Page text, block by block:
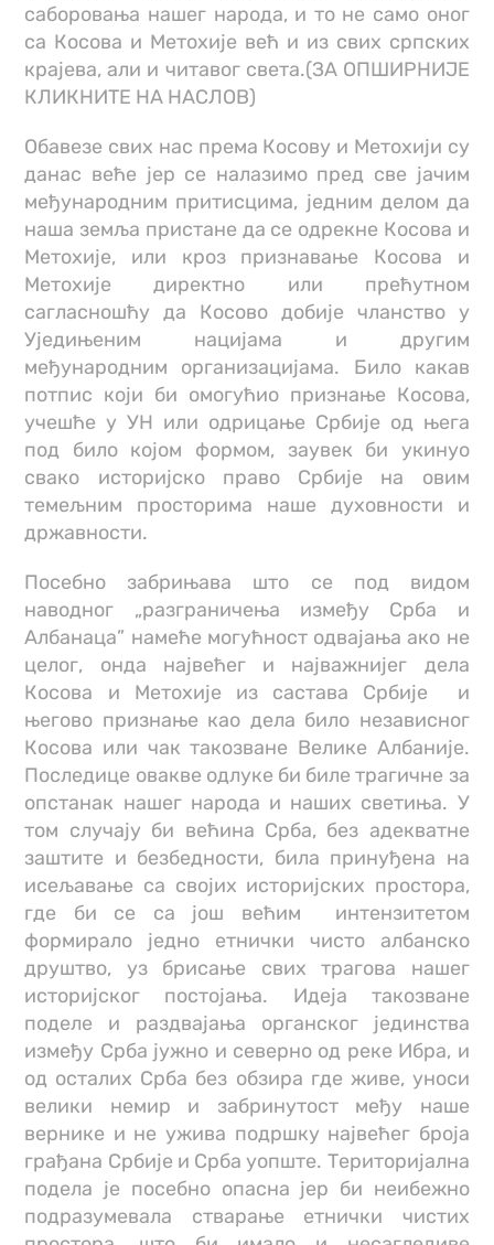
саборовања нашег народа, и то не само оног
са Косова и Метохије већ и из свих српских
крајева, али и читавог света.(ЗА ОПШИРНИЈЕ
КЛИКНИТЕ НА НАСЛОВ)
Обавезе свих нас према Косову и Метохији су
данас веће јер се налазимо пред све јачим
међународним притисцима, једним делом да
наша земља пристане да се одрекне Косова и
Метохије, или кроз признавање Косова и
Метохије директно или прећутном
сагласношћу да Косово добије чланство у
Уједињеним нацијама и другим
међународним организацијама. Било какав
потпис који би омогућио признање Косова,
учешће у УН или одрицање Србије од њега
под било којом формом, заувек би укинуо
свако историјско право Србије на овим
темељним просторима наше духовности и
државности.
Посебно забрињава што се под видом
наводног „разграничења између Срба и
Албанаца” намеће могућност одвајања ако не
целог, онда највећег и најважнијег дела
Косова и Метохије из састава Србије и
његово признање као дела било независног
Косова или чак такозване Велике Албаније.
Последице овакве одлуке би биле трагичне за
опстанак нашег народа и наших светиња. У
том случају би већина Срба, без адекватне
заштите и безбедности, била принуђена на
исељавање са својих историјских простора,
где би се са још већим интензитетом
формирало једно етнички чисто албанско
друштво, уз брисање свих трагова нашег
историјског постојања. Идеја такозване
поделе и раздвајања органског јединства
између Срба јужно и северно од реке Ибра, и
од осталих Срба без обзира где живе, уноси
велики немир и забринутост међу наше
вернике и не ужива подршку највећег броја
грађана Србије и Срба уопште. Територијална
подела је посебно опасна јер би неибежно
подразумевала стварање етнички чистих